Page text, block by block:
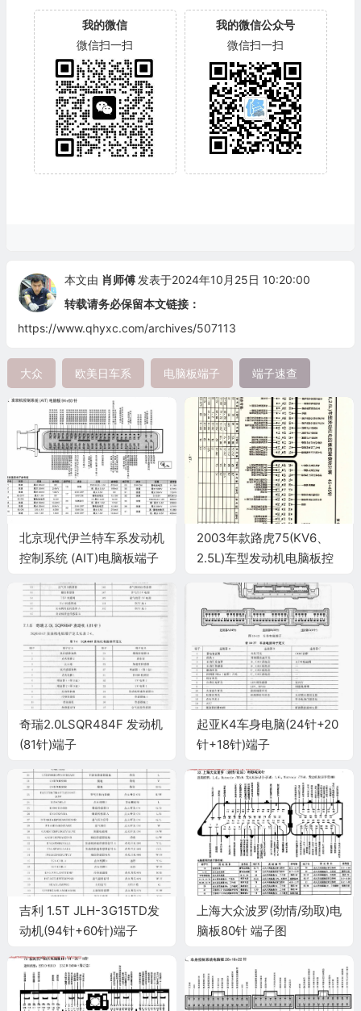
我的微信
微信扫一扫
我的微信公众号
微信扫一扫
本文由 肖师傅 发表于2024年10月25日 10:20:00
转载请务必保留本文链接：
https://www.qhyxc.com/archives/507113
大众 欧美日车系 电脑板端子 端子速查
北京现代伊兰特车系发动机
控制系统 (AIT)电脑板端子
2003年款路虎75(KV6、
2.5L)车型发动机电脑板控
奇瑞2.0LSQR484F 发动机
(81针)端子
起亚K4车身电脑(24针+20
针+18针)端子
吉利 1.5T JLH-3G15TD发
动机(94针+60针)端子
上海大众波罗(劲情/劲取)电
脑板80针 端子图